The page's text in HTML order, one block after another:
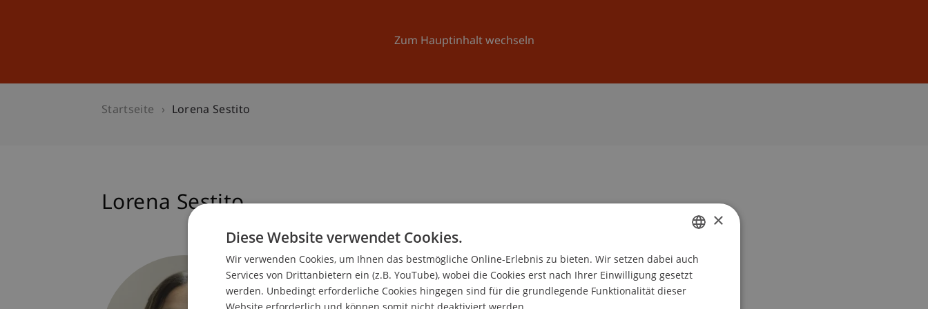
Zum Hauptinhalt wechseln
Universität Aktuelles
Startseite Lorena Sestito
Lorena Sestito
Studentische Mitarbeiterin
Bank- und Finanzmarktrecht
GERMAN
ENGLISH
×
Diese Website verwendet Cookies.
Wir verwenden Cookies, um Ihnen das bestmögliche Online-Erlebnis zu bieten. Wir setzen dabei auch
Services von Drittanbietern ein (z.B. YouTube), wobei die Cookies erst nach Ihrer Einwilligung gesetzt
werden. Unbedingt erforderliche Cookies hingegen sind für die grundlegende Funktionalität dieser
Website erforderlich und können somit nicht deaktiviert werden.